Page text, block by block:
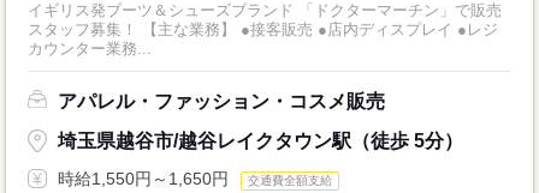
イギリス発ブーツ＆シューズブランド 「ドクターマーチン」で販売
スタッフ募集！ 【主な業務】 ●接客販売 ●店内ディスプレイ ●レジ
カウンター業務...
アパレル・ファッション・コスメ販売
埼玉県越谷市/越谷レイクタウン駅（徒歩 5分）
時給1,550円～1,650円 交通費全額支給